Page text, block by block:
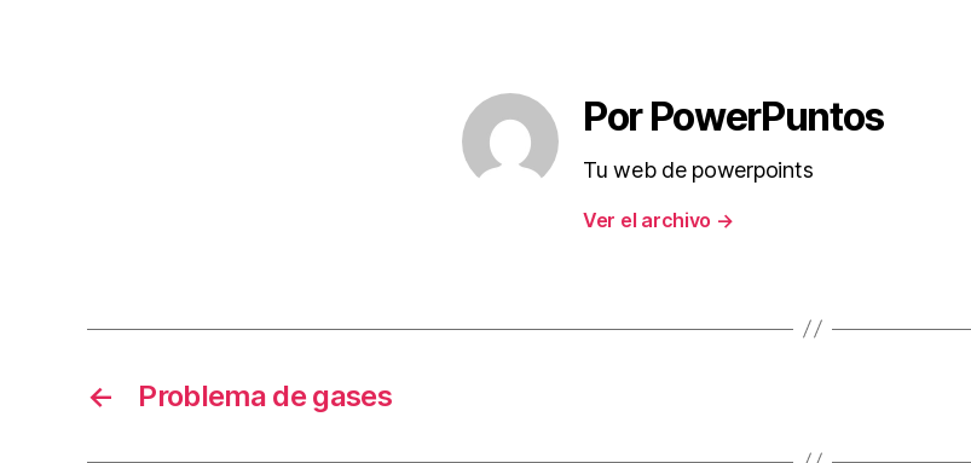
Por PowerPuntos
Tu web de powerpoints
Ver el archivo →
← Problema de gases